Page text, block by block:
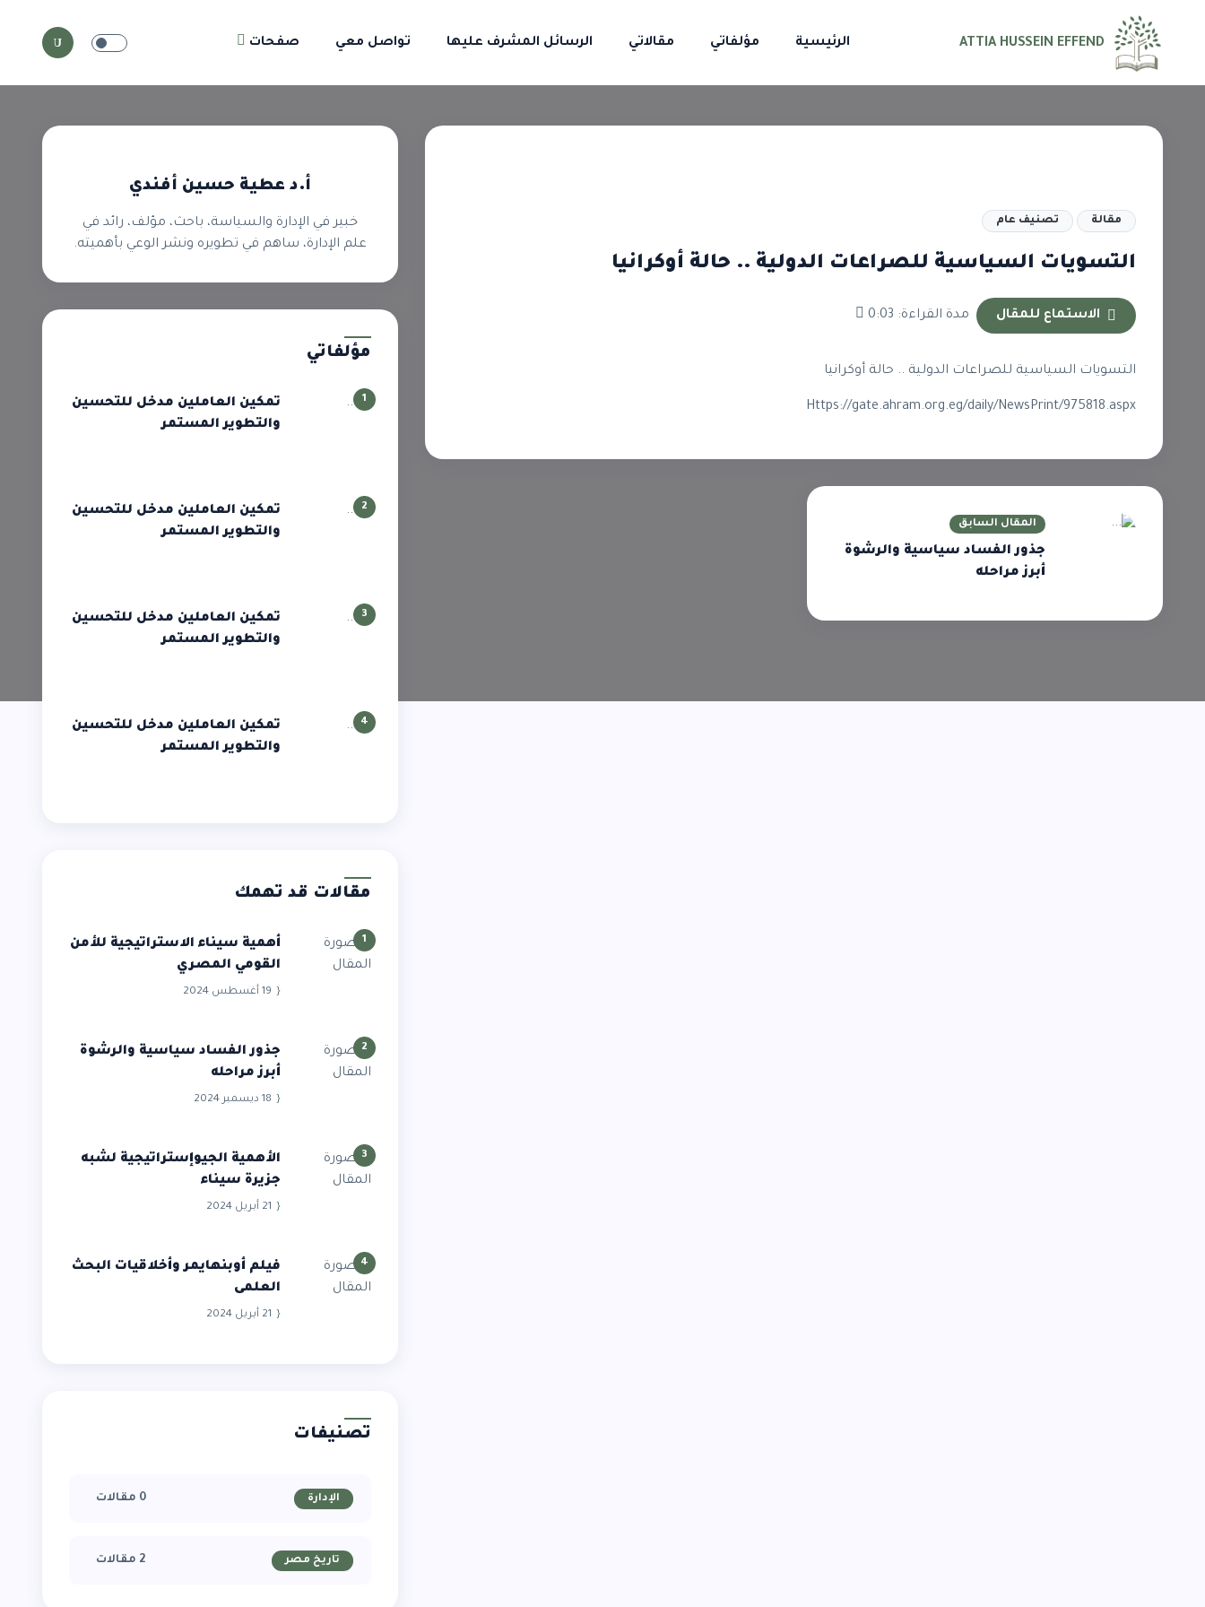
ATTIA HUSSEIN EFFEND الرئيسية مؤلفاتي مقالاتي الرسائل المشرف عليها تواصل معي صفحات
مقالة تصنيف عام
التسويات السياسية للصراعات الدولية .. حالة أوكرانيا
الاستماع للمقال مدة القراءة: 0:03
التسويات السياسية للصراعات الدولية .. حالة أوكرانيا
https://gate.ahram.org.eg/daily/NewsPrint/975818.aspx
المقال السابق
جذور الفساد سياسية والرشوة
أبرز مراحله
أ.د عطية حسين أفندي
خبير في الإدارة والسياسة، باحث، مؤلف، رائد في
علم الإدارة، ساهم في تطويره ونشر الوعي بأهميته.
مؤلفاتي
1
تمكين العاملين مدخل للتحسين
والتطوير المستمر
2
تمكين العاملين مدخل للتحسين
والتطوير المستمر
3
تمكين العاملين مدخل للتحسين
والتطوير المستمر
4
تمكين العاملين مدخل للتحسين
والتطوير المستمر
مقالات قد تهمك
1
أهمية سيناء الاستراتيجية للأمن
القومي المصري
19 أغسطس 2024
2
جذور الفساد سياسية والرشوة
أبرز مراحله
18 ديسمبر 2024
3
الأهمية الجيوإستراتيجية لشبه
جزيرة سيناء
21 أبريل 2024
4
فيلم أوبنهايمر وأخلاقيات البحث
العلمى
21 أبريل 2024
تصنيفات
0 مقالات الإدارة
2 مقالات تاريخ مصر